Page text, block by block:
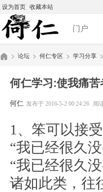
设为首页 收藏本站
门户
论坛 何仁专区 学习分享
何仁学习:使我痛苦
何仁 发布于 2016-5-2 00:24:26 阅
1、笨可以接
“我已经很久
“我已经很久
诸如此类，往